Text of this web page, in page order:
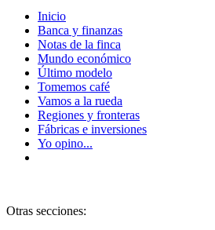
Inicio
Banca y finanzas
Notas de la finca
Mundo económico
Último modelo
Tomemos café
Vamos a la rueda
Regiones y fronteras
Fábricas e inversiones
Yo opino...
Otras secciones: